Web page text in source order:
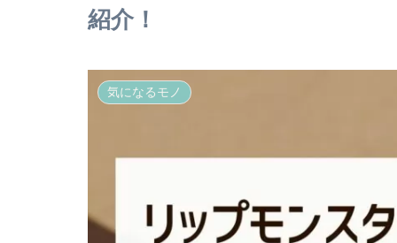
紹介！
気になるモノ